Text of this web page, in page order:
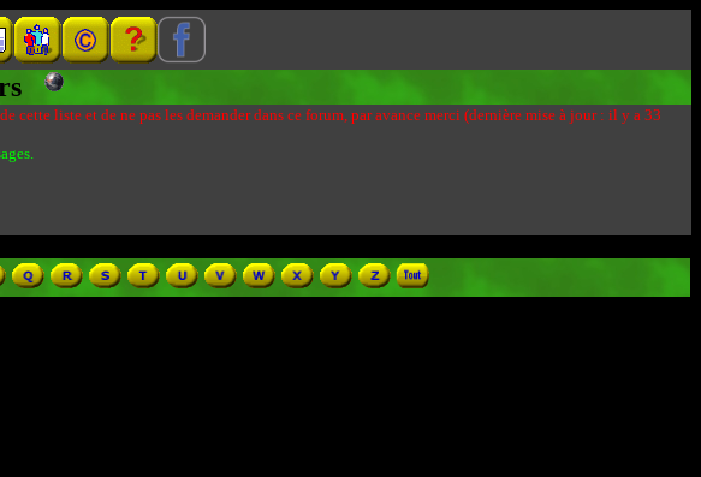
cette liste et de ne pas les demander dans ce forum, par avance merci (dernière mise à jour : il y a 33